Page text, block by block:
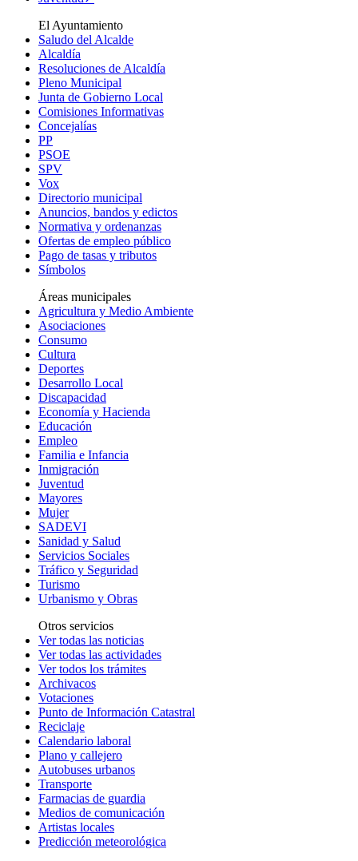
El Ayuntamiento
Saludo del Alcalde
Alcaldía
Resoluciones de Alcaldía
Pleno Municipal
Junta de Gobierno Local
Comisiones Informativas
Concejalías
PP
PSOE
SPV
Vox
Directorio municipal
Anuncios, bandos y edictos
Normativa y ordenanzas
Ofertas de empleo público
Pago de tasas y tributos
Símbolos
Áreas municipales
Agricultura y Medio Ambiente
Asociaciones
Consumo
Cultura
Deportes
Desarrollo Local
Discapacidad
Economía y Hacienda
Educación
Empleo
Familia e Infancia
Inmigración
Juventud
Mayores
Mujer
SADEVI
Sanidad y Salud
Servicios Sociales
Tráfico y Seguridad
Turismo
Urbanismo y Obras
Otros servicios
Ver todas las noticias
Ver todas las actividades
Ver todos los trámites
Archivacos
Votaciones
Punto de Información Catastral
Reciclaje
Calendario laboral
Plano y callejero
Autobuses urbanos
Transporte
Farmacias de guardia
Medios de comunicación
Artistas locales
Predicción meteorológica